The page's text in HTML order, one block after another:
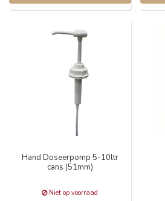
Hand Doseerpomp 5-10ltr
cans (51mm)
Niet op voorraad